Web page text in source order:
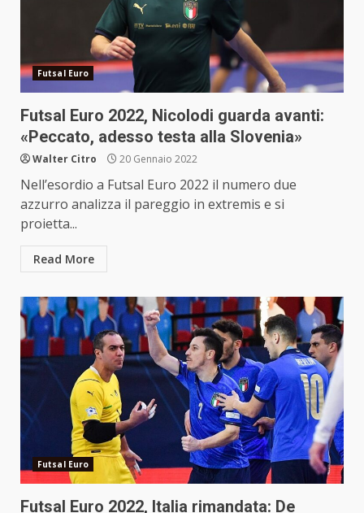
Futsal Euro
Futsal Euro 2022, Nicolodi guarda avanti:
«Peccato, adesso testa alla Slovenia»
Walter Citro 20 Gennaio 2022
Nell’esordio a Futsal Euro 2022 il numero due
azzurro analizza il pareggio in extremis e si
proietta...
Read More
Futsal Euro
Futsal Euro 2022, Italia rimandata: De